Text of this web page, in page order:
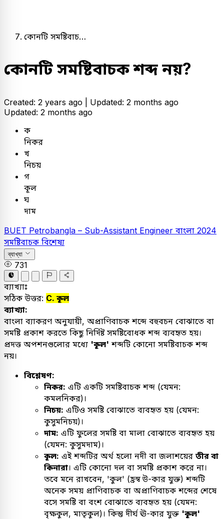
কোনটি সমষ্টিবাচ…
কোনটি সমষ্টিবাচক শব্দ নয়?
Created: 2 years ago | Updated: 2 months ago
Updated: 2 months ago
ক
নিকর
খ
নিচয়
গ
কূল
ঘ
দাম
BUET Petrobangla – Sub-Assistant Engineer বাংলা 2024
সমষ্টিবাচক বিশেষ্য
ব্যাখ্যা
731
ব্যাখ্যাঃ
সঠিক উত্তর: C. কূল
ব্যাখ্যা:
বাংলা ব্যাকরণ অনুযায়ী, অপ্রাণিবাচক শব্দে বহুবচন বোঝাতে বা
সমষ্টি প্রকাশ করতে কিছু নির্দিষ্ট সমষ্টিবোধক শব্দ ব্যবহৃত হয়।
প্রদত্ত অপশনগুলোর মধ্যে 'কূল' শব্দটি কোনো সমষ্টিবাচক শব্দ
নয়।
বিশ্লেষণ:
নিকর: এটি একটি সমষ্টিবাচক শব্দ (যেমন:
কমলনিকর)।
নিচয়: এটিও সমষ্টি বোঝাতে ব্যবহৃত হয় (যেমন:
কুসুমনিচয়)।
দাম: এটি ফুলের সমষ্টি বা মালা বোঝাতে ব্যবহৃত হয়
(যেমন: কুসুমদাম)।
কূল: এই শব্দটির অর্থ হলো নদী বা জলাশয়ের তীর বা
কিনারা। এটি কোনো দল বা সমষ্টি প্রকাশ করে না।
তবে মনে রাখবেন, 'কুল' (হ্রস্ব উ-কার যুক্ত) শব্দটি
অনেক সময় প্রাণিবাচক বা অপ্রাণিবাচক শব্দের শেষে
বসে সমষ্টি বা বংশ বোঝাতে ব্যবহৃত হয় (যেমন:
বৃক্ষকুল, মাতৃকুল)। কিন্তু দীর্ঘ ঊ-কার যুক্ত 'কূল'